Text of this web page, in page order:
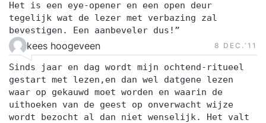
Het is een eye-opener en een open deur
tegelijk wat de lezer met verbazing zal
bevestigen. Een aanbeveler dus!”
kees hoogeveen 8 DEC.‘11
Sinds jaar en dag wordt mijn ochtend-ritueel
gestart met lezen,en dan wel datgene lezen
waar op gekauwd moet worden en waarin de
uithoeken van de geest op onverwacht wijze
wordt bezocht al dan niet wenselijk. Het valt